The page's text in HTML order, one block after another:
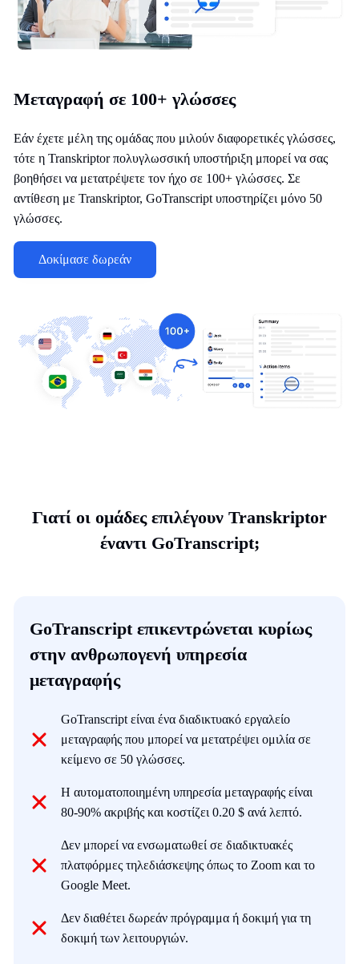
Μεταγραφή σε 100+ γλώσσες
Εάν έχετε μέλη της ομάδας που μιλούν διαφορετικές γλώσσες,
τότε η Transkriptor πολυγλωσσική υποστήριξη μπορεί να σας
βοηθήσει να μετατρέψετε τον ήχο σε 100+ γλώσσες. Σε
αντίθεση με Transkriptor, GoTranscript υποστηρίζει μόνο 50
γλώσσες.
Δοκίμασε δωρεάν
Γιατί οι ομάδες επιλέγουν Transkriptor
έναντι GoTranscript;
GoTranscript επικεντρώνεται κυρίως
στην ανθρωπογενή υπηρεσία
μεταγραφής
GoTranscript είναι ένα διαδικτυακό εργαλείο
μεταγραφής που μπορεί να μετατρέψει ομιλία σε
κείμενο σε 50 γλώσσες.
Η αυτοματοποιημένη υπηρεσία μεταγραφής είναι
80-90% ακριβής και κοστίζει 0.20 $ ανά λεπτό.
Δεν μπορεί να ενσωματωθεί σε διαδικτυακές
πλατφόρμες τηλεδιάσκεψης όπως το Zoom και το
Google Meet.
Δεν διαθέτει δωρεάν πρόγραμμα ή δοκιμή για τη
δοκιμή των λειτουργιών.